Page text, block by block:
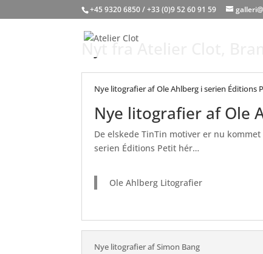
+45 9320 6850 / +33 (0)9 52 60 91 59
Nyt fra Atelier Clot,
Nye litografier af Ole Ahlberg i serien Éditions
Nye litografier af Ole
De elskede TinTin motiver er nu
serien Éditions Petit hér…
Ole Ahlberg Litografier
Nye litografier af Simon Bang